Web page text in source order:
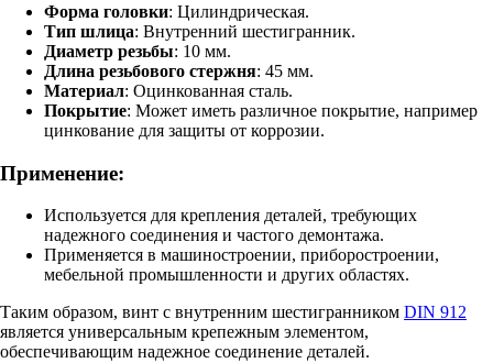
Форма головки: Цилиндрическая.
Тип шлица: Внутренний шестигранник.
Диаметр резьбы: 10 мм.
Длина резьбового стержня: 45 мм.
Материал: Оцинкованная сталь.
Покрытие: Может иметь различное покрытие, например
цинкование для защиты от коррозии.
Применение:
Используется для крепления деталей, требующих
надежного соединения и частого демонтажа.
Применяется в машиностроении, приборостроении,
мебельной промышленности и других областях.
Таким образом, винт с внутренним шестигранником DIN 912
является универсальным крепежным элементом,
обеспечивающим надежное соединение деталей.